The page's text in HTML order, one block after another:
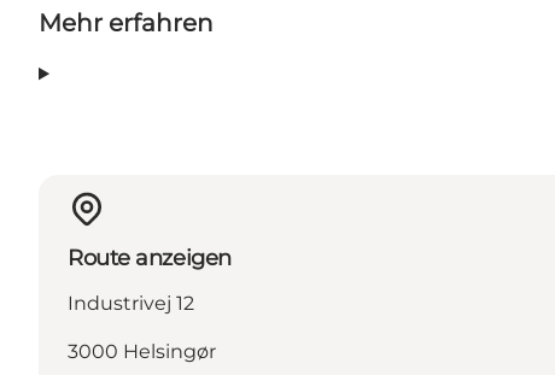
Mehr erfahren
Route anzeigen
Industrivej 12
3000 Helsingør